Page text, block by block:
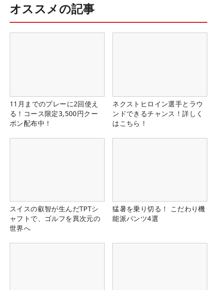
オススメの記事
11月までのプレーに2回使え
る！コース限定3,500円クー
ポン配布中！
ネクストヒロイン選手とラウ
ンドできるチャンス！詳しく
はこちら！
スイスの叡智が生んだTPTシ
ャフトで、ゴルフを異次元の
世界へ
猛暑を乗り切る！ こだわり機
能派パンツ4選